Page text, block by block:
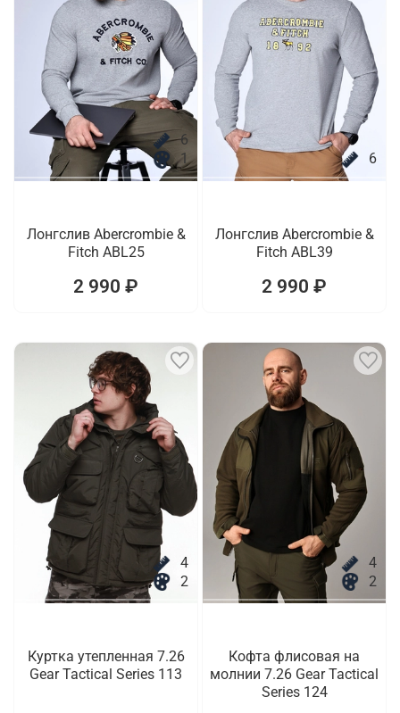
6
1
Лонгслив Abercrombie &
Fitch ABL25
2 990 ₽
6
Лонгслив Abercrombie &
Fitch ABL39
2 990 ₽
4
2
Куртка утепленная 7.26
Gear Tactical Series 113
4
2
Кофта флисовая на
молнии 7.26 Gear Tactical
Series 124